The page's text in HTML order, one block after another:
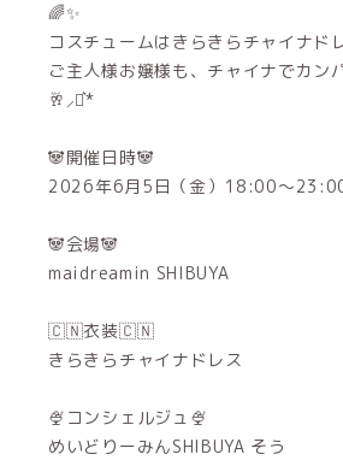
🌈✨
コスチュームはきらきらチャイナ
ご主人様お嬢様も、チャイナでカン
🥂⸝⋆͛*
🐼開催日時🐼
2026年6月5日（金）18:00～
🐼会場🐼
maidreamin SHIBUYA
🇨🇳衣装🇨🇳
きらきらチャイナドレス
🍨コンシェルジュ🍨
めいどりーみんSHIBUYA そう